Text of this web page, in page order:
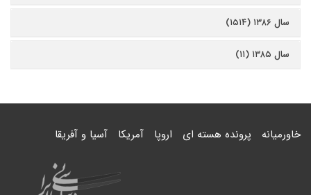
سال ۱۳۸۶ (۱۵۱۴)
سال ۱۳۸۵ (۱۱)
خاورمیانه پرونده هسته ای اروپا آمریکا آسیا و آفریقا